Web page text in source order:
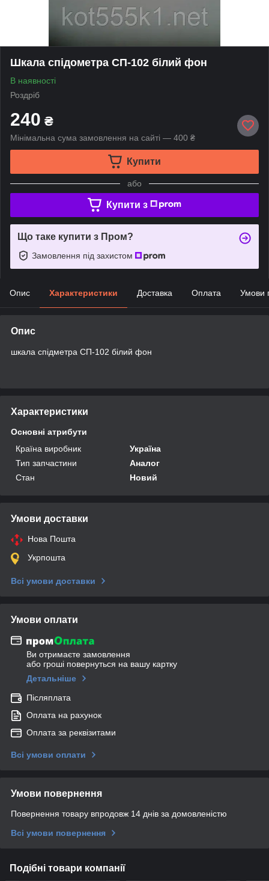
Шкала спідометра СП-102 білий фон
В наявності
Роздріб
240 ₴
Мінімальна сума замовлення на сайті — 400 ₴
Купити
або
Купити з
Що таке купити з Пром?
Замовлення під захистом
Опис Характеристики Доставка Оплата Умови
Опис
шкала спідметра СП-102 білий фон
Характеристики
Основні атрибути
Країна виробник
Україна
Тип запчастини
Аналог
Стан
Новий
Умови доставки
Нова Пошта
Укрпошта
Всі умови доставки
Умови оплати
Ви отримаєте замовлення
або гроші повернуться на вашу картку
Детальніше
Післяплата
Оплата на рахунок
Оплата за реквізитами
Всі умови оплати
Умови повернення
Повернення товару впродовж 14 днів за домовленістю
Всі умови повернення
Подібні товари компанії